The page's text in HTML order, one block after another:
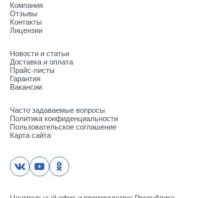
Компания
Отзывы
Контакты
Лицензии
Новости и статьи
Доставка и оплата
Прайс-листы
Гарантия
Вакансии
Часто задаваемые вопросы
Политика конфиденциальности
Пользовательское соглашение
Карта сайта